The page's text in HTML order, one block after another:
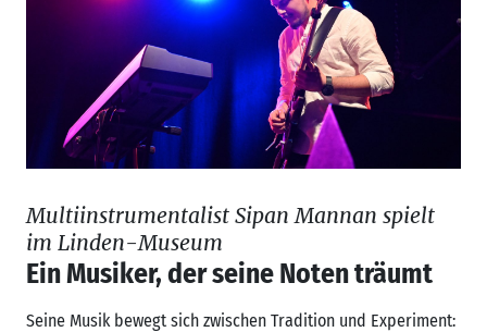
Multiinstrumentalist Sipan Mannan spielt
im Linden-Museum
Ein Musiker, der seine Noten träumt
Seine Musik bewegt sich zwischen Tradition und Experiment: